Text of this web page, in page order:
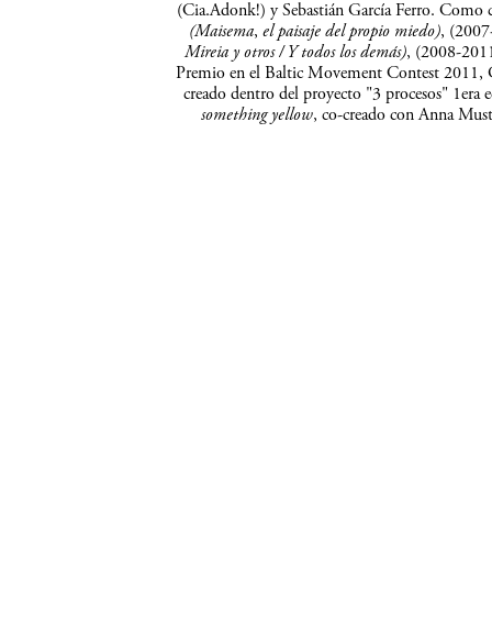
(Cia.Adonk!) y Sebastián García Ferro. Como
(Maisema, el paisaje del propio miedo),
Mireia y otros / Y todos los demás), (2008-
Premio en el Baltic Movement Contest 2011,
creado dentro del proyecto "3 procesos"
something yellow, co-creado con Anna